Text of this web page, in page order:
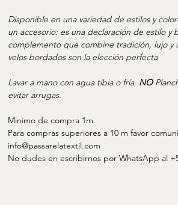
Disponible en una variedad de estilos y
un accesorio: es una declaración de estilo y
complemento que combine tradición, lujo y
velos bordados son la elección perfecta
Lavar a mano con agua tibia o fría. NO
evitar arrugas.
Minimo de compra 1m.
Para compras superiores a 10 m favor
info@passarelatextil.com
No dudes en escribirnos por WhatsApp al